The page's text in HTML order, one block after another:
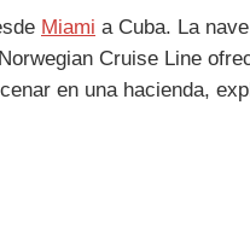
Miami a Cuba. La
Cruise Line
en una hacienda,